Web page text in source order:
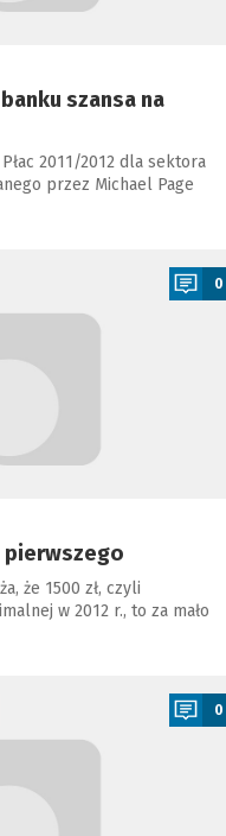
szansa na
2011/2012 dla sektora
przez Michael Page
0
pierwszego
że 1500 zł, czyli
w 2012 r., to za mało
0